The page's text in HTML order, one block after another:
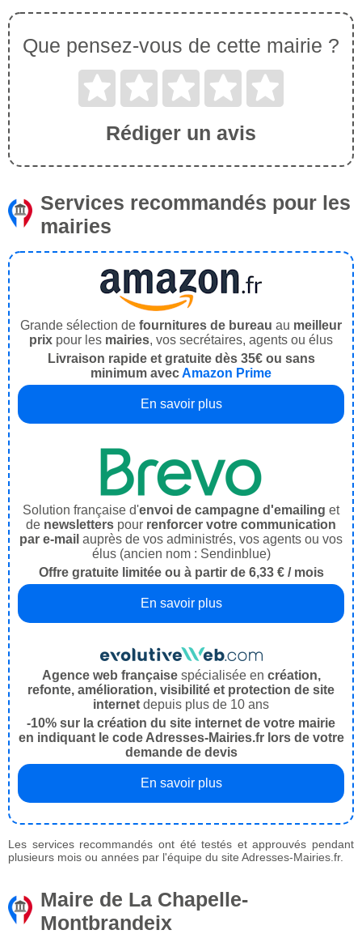
Que pensez-vous de cette mairie ?
Rédiger un avis
Services recommandés pour les
mairies
Grande sélection de fournitures de bureau au meilleur
prix pour les mairies, vos secrétaires, agents ou élus
Livraison rapide et gratuite dès 35€ ou sans
minimum avecAmazon Prime
En savoir plus
Solution française d'envoi de campagne d'emailing et
de newsletters pour renforcer votre communication
par e-mail auprès de vos administrés, vos agents ou vos
élus (ancien nom : Sendinblue)
Offre gratuite limitée ou à partir de 6,33 € / mois
En savoir plus
Agence web françaisespécialisée en création,
refonte, amélioration, visibilité et protection de site
internet depuis plus de 10 ans
-10% sur la création du site internet de votre mairie
en indiquant le code Adresses-Mairies.fr lors de votre
demande de devis
En savoir plus
Les services recommandés ont été testés et approuvés pendant
plusieurs mois ou années par l'équipe du site Adresses-Mairies.fr.
Maire de La Chapelle-
Montbrandeix